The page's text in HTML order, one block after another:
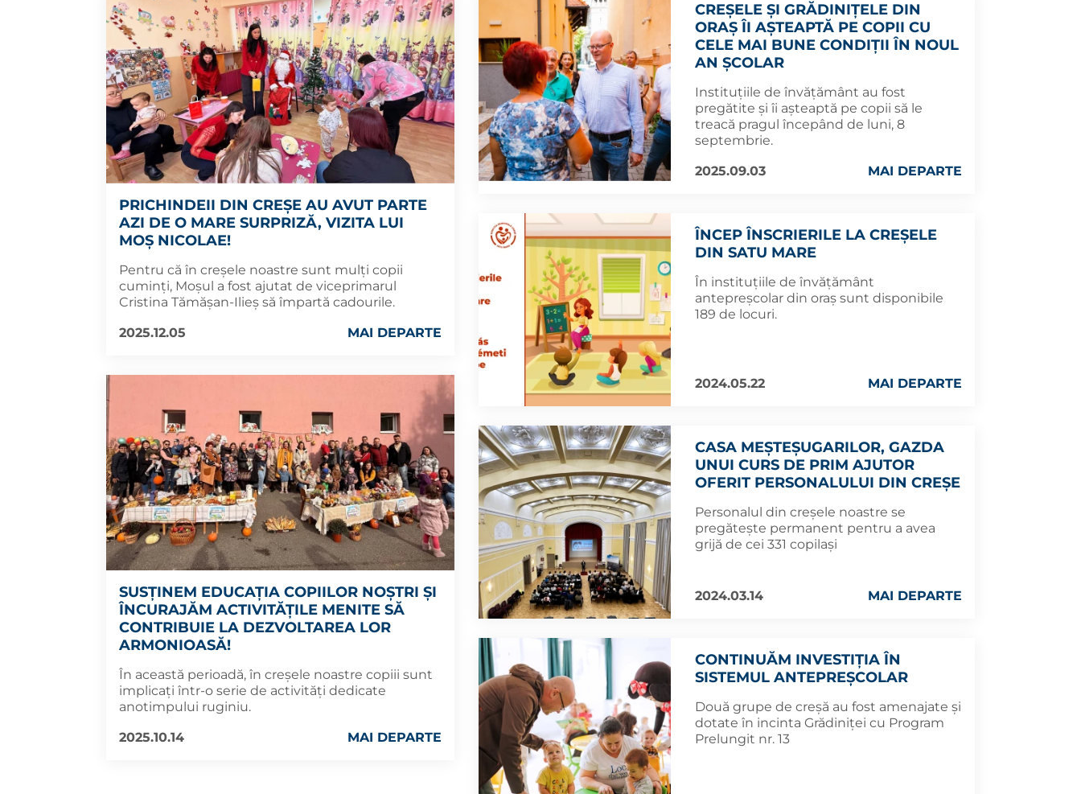
PRICHINDEII DIN CREȘE AU AVUT PARTE
AZI DE O MARE SURPRIZĂ, VIZITA LUI
MOȘ NICOLAE!
Pentru că în creșele noastre sunt mulți copii
cuminți, Moșul a fost ajutat de viceprimarul
Cristina Tămășan-Ilieș să împartă cadourile.
2025.12.05
MAI DEPARTE
SUSȚINEM EDUCAȚIA COPIILOR NOȘTRI ȘI
ÎNCURAJĂM ACTIVITĂȚILE MENITE SĂ
CONTRIBUIE LA DEZVOLTAREA LOR
ARMONIOASĂ!
În această perioadă, în creșele noastre copiii sunt
implicați într-o serie de activități dedicate
anotimpului ruginiu.
2025.10.14
MAI DEPARTE
CREȘELE ȘI GRĂDINIȚELE DIN
ORAȘ ÎI AȘTEAPTĂ PE COPII CU
CELE MAI BUNE CONDIȚII ÎN NOUL
AN ȘCOLAR
Instituțiile de învățământ au fost
pregătite și îi așteaptă pe copii să le
treacă pragul începând de luni, 8
septembrie.
2025.09.03
MAI DEPARTE
ÎNCEP ÎNSCRIERILE LA CREȘELE
DIN SATU MARE
În instituțiile de învățământ
antepreșcolar din oraș sunt disponibile
189 de locuri.
2024.05.22 MAI DEPARTE
CASA MEȘTEȘUGARILOR, GAZDA
UNUI CURS DE PRIM AJUTOR
OFERIT PERSONALULUI DIN CREȘE
Personalul din creșele noastre se
pregătește permanent pentru a avea
grijă de cei 331 copilași
2024.03.14 MAI DEPARTE
CONTINUĂM INVESTIȚIA ÎN
SISTEMUL ANTEPREȘCOLAR
Două grupe de creșă au fost amenajate și
dotate în incinta Grădiniței cu Program
Prelungit nr. 13